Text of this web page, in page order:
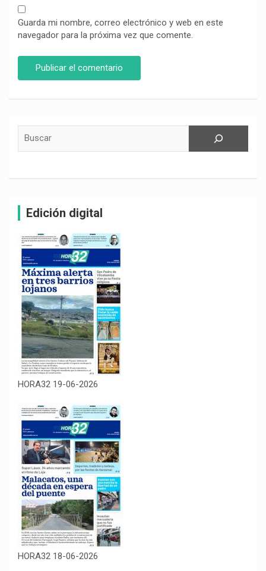
Guarda mi nombre, correo electrónico y web en este
navegador para la próxima vez que comente.
Edición digital
HORA32 19-06-2026
HORA32 18-06-2026